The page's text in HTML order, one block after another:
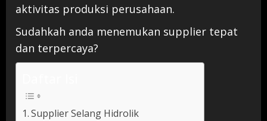
aktivitas produksi perusahaan.
Sudahkah anda menemukan supplier tepat
dan terpercaya?
Supplier Selang Hidrolik